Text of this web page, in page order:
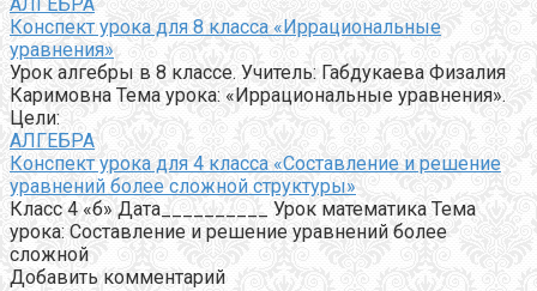
Конспект урока для 8 класса «Иррациональные
уравнения»
Урок алгебры в 8 классе. Учитель: Габдукаева Физалия
Каримовна Тема урока: «Иррациональные уравнения».
Цели:
АЛГЕБРА
Конспект урока для 4 класса «Составление и решение
уравнений более сложной структуры»
Класс 4 «б» Дата__________ Урок математика Тема
урока: Составление и решение уравнений более
сложной
Добавить комментарий